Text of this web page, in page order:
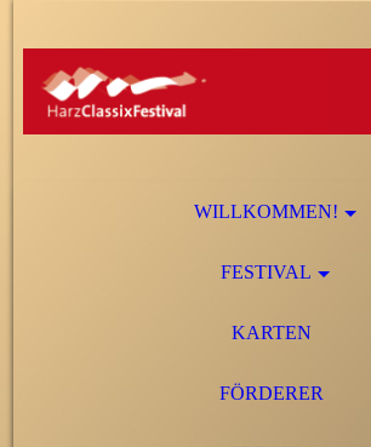
WILLKOMMEN!
FESTIVAL
KARTEN
FÖRDERER